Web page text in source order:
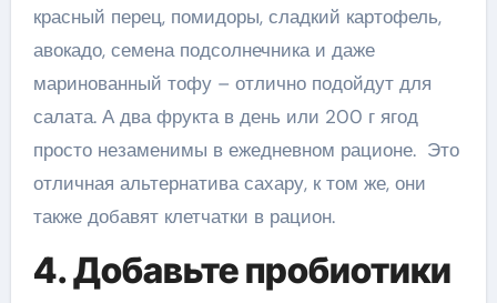
красный перец, помидоры, сладкий картофель,
авокадо, семена подсолнечника и даже
маринованный тофу – отлично подойдут для
салата. А два фрукта в день или 200 г ягод
просто незаменимы в ежедневном рационе. Это
отличная альтернатива сахару, к том же, они
также добавят клетчатки в рацион.
4. Добавьте пробиотики